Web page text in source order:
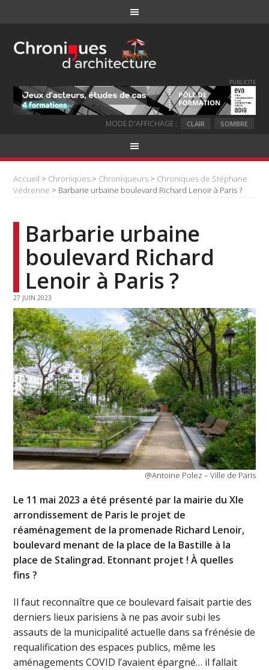
PUBLICITE
MODE D'AFFICHAGE : CLAIR SOMBRE
Accueil > Chroniques > Chroniqueurs > Chroniques de Stéphane
Védrenne > Barbarie urbaine boulevard Richard Lenoir à Paris ?
Barbarie urbaine
boulevard Richard
Lenoir à Paris ?
27 JUIN 2023
@Antoine Polez – Ville de Paris
Le 11 mai 2023 a été présenté par la mairie du XIe
arrondissement de Paris le projet de
réaménagement de la promenade Richard Lenoir,
boulevard menant de la place de la Bastille à la
place de Stalingrad. Etonnant projet ! À quelles
fins ?
Il faut reconnaître que ce boulevard faisait partie des
derniers lieux parisiens à ne pas avoir subi les
assauts de la municipalité actuelle dans sa frénésie de
requalification des espaces publics, même les
aménagements COVID l’avaient épargné… il fallait